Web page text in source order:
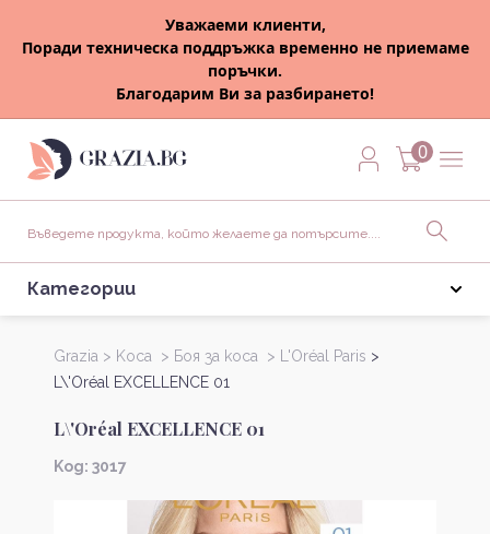
Уважаеми клиенти,
Поради техническа поддръжка временно не приемаме
поръчки.
Благодарим Ви за разбирането!
0
Категории
Grazia > Kоса > Боя за коса > L'Oréal Paris >
L\'Oréal EXCELLENCE 01
L\'Oréal EXCELLENCE 01
Kод: 3017